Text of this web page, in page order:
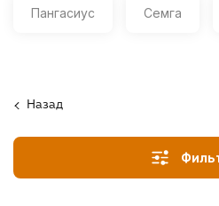
Пангасиус Семга
Назад